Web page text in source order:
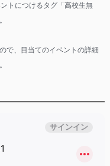
トにつけるタグ「高校生無
で、目当てのイベントの詳細